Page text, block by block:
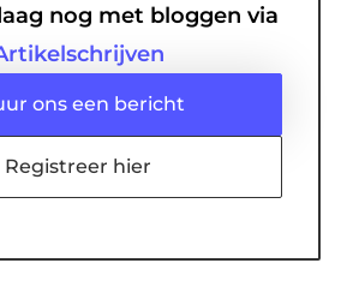
nog met bloggen via
ons een bericht
Registreer hier